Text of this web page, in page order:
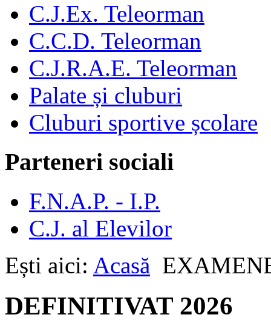
C.J.Ex. Teleorman
C.C.D. Teleorman
C.J.R.A.E. Teleorman
Palate și cluburi
Cluburi sportive școlare
Parteneri sociali
F.N.A.P. - I.P.
C.J. al Elevilor
Ești aici: Acasă
DEFINITIVAT 2026